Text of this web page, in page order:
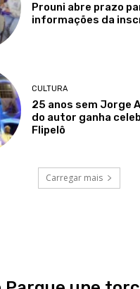
Prouni abre prazo
informações da
CULTURA
25 anos sem Jorge
do autor ganha
Flipelô
Carregar mais